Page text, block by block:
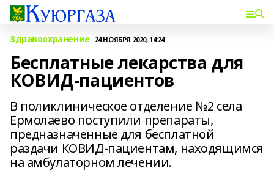
Здравоохранение 24 НОЯБРЯ 2020, 14:24
Бесплатные лекарства для
КОВИД-пациентов
В поликлиническое отделение №2 села
Ермолаево поступили препараты,
предназначенные для бесплатной
раздачи КОВИД-пациентам, находящимся
на амбулаторном лечении.